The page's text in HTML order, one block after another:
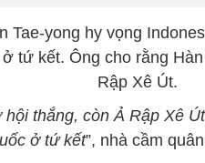
Tae-yong hy vọng
tứ kết. Ông cho rằng
Rập Xê Út.
thắng, còn Ả Rập Xê
ở tứ kết”, nhà cầm